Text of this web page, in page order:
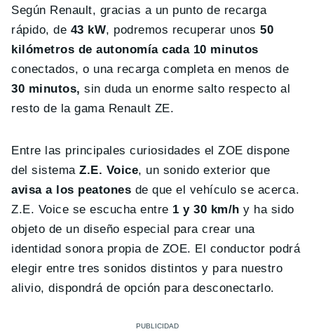
Según Renault, gracias a un punto de recarga
rápido, de 43 kW, podremos recuperar unos50
kilómetros de autonomía cada 10 minutos
conectados, o una recarga completa en menos de
30 minutos, sin duda un enorme salto respecto al
resto de la gama Renault ZE.
Entre las principales curiosidades el ZOE dispone
del sistemaZ.E. Voice, un sonido exterior que
avisa a los peatones de que el vehículo se acerca.
Z.E. Voice se escucha entre 1 y 30 km/h y ha sido
objeto de un diseño especial para crear una
identidad sonora propia de ZOE. El conductor podrá
elegir entre tres sonidos distintos y para nuestro
alivio, dispondrá de opción para desconectarlo.